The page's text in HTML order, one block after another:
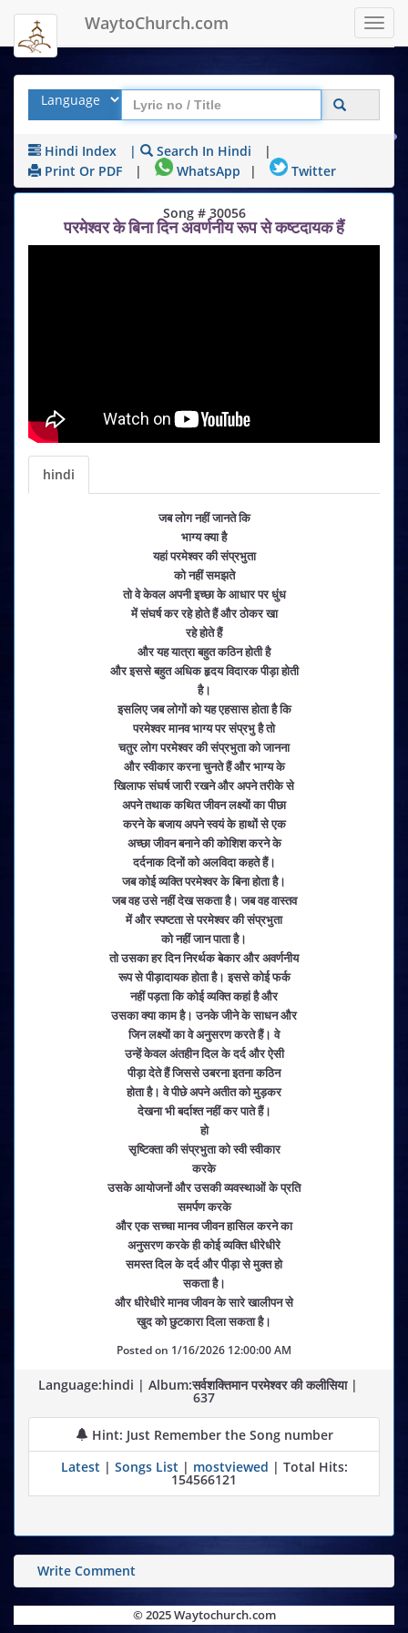
WaytoChurch.com
Hindi Index | Search In Hindi
|
Print Or PDF
| WhatsApp | Twitter
Song # 30056
परमेश्वर के बिना दिन अवर्णनीय रूप से कष्टदायक हैं
hindi
जब लोग नहीं जानते कि
भाग्य क्या है
यहां परमेश्वर की संप्रभुता
को नहीं समझते
तो वे केवल अपनी इच्छा के आधार पर धुंध
में संघर्ष कर रहे होते हैं और ठोकर खा
रहे होते हैं
और यह यात्रा बहुत कठिन होती है
और इससे बहुत अधिक हृदय विदारक पीड़ा होती
है।
इसलिए जब लोगों को यह एहसास होता है कि
परमेश्वर मानव भाग्य पर संप्रभु है तो
चतुर लोग परमेश्वर की संप्रभुता को जानना
और स्वीकार करना चुनते हैं और भाग्य के
खिलाफ संघर्ष जारी रखने और अपने तरीके से
अपने तथाक कथित जीवन लक्ष्यों का पीछा
करने के बजाय अपने स्वयं के हाथों से एक
अच्छा जीवन बनाने की कोशिश करने के
दर्दनाक दिनों को अलविदा कहते हैं।
जब कोई व्यक्ति परमेश्वर के बिना होता है।
जब वह उसे नहीं देख सकता है। जब वह वास्तव
में और स्पष्टता से परमेश्वर की संप्रभुता
को नहीं जान पाता है।
तो उसका हर दिन निरर्थक बेकार और अवर्णनीय
रूप से पीड़ादायक होता है। इससे कोई फर्क
नहीं पड़ता कि कोई व्यक्ति कहां है और
उसका क्या काम है। उनके जीने के साधन और
जिन लक्ष्यों का वे अनुसरण करते हैं। वे
उन्हें केवल अंतहीन दिल के दर्द और ऐसी
पीड़ा देते हैं जिससे उबरना इतना कठिन
होता है। वे पीछे अपने अतीत को मुड़कर
देखना भी बर्दाश्त नहीं कर पाते हैं।
हो
सृष्टिक्ता की संप्रभुता को स्वी स्वीकार
करके
उसके आयोजनों और उसकी व्यवस्थाओं के प्रति
समर्पण करके
और एक सच्चा मानव जीवन हासिल करने का
अनुसरण करके ही कोई व्यक्ति धीरेधीरे
समस्त दिल के दर्द और पीड़ा से मुक्त हो
सकता है।
और धीरेधीरे मानव जीवन के सारे खालीपन से
खुद को छुटकारा दिला सकता है।
Posted on 1/16/2026 12:00:00 AM
Language:hindi | Album:सर्वशक्तिमान परमेश्वर की कलीसिया |
637
Hint: Just Remember the Song number
Latest | Songs List| mostviewed | Total Hits:
154566121
Write Comment
© 2025 Waytochurch.com